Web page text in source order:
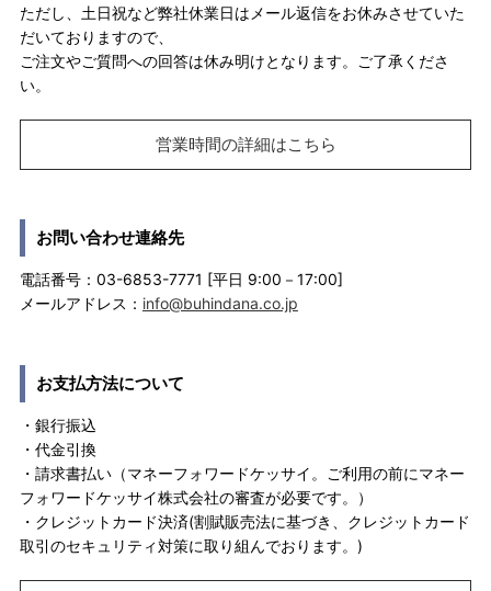
ただし、土日祝など弊社休業日はメール返信をお休みさせていた
だいておりますので、
ご注文やご質問への回答は休み明けとなります。ご了承くださ
い。
営業時間の詳細はこちら
お問い合わせ連絡先
電話番号：03-6853-7771 [平日 9:00－17:00]
メールアドレス： info@buhindana.co.jp
お支払方法について
・銀行振込
・代金引換
・請求書払い（マネーフォワードケッサイ。ご利用の前にマネー
フォワードケッサイ株式会社の審査が必要です。）
・クレジットカード決済(割賦販売法に基づき、クレジットカード
取引のセキュリティ対策に取り組んでおります。)